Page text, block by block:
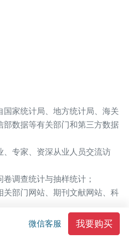
国家统计局、地方统计局、海关
部数据等有关部门和第三方数据
、专家、资深从业人员交流访
调查统计与抽样统计；
关部门网站、期刊文献网站、科
于：联合国相关统计网站、海
门网站、其他国内外同业机构公
微信客服 我要购买